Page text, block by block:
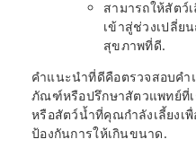
สามารถให้สัตว์
เข้าสู่ช่วงเปลี่ย
สุขภาพที่ดี.
คำแนะนำที่ดีคือตรวจสอบค
ภัณฑ์หรือปรึกษาสัตวแพทย์ที่
หรือสัตว์น้ำที่คุณกำลังเลี้ยงเ
ป้องกันการให้เกินขนาด.